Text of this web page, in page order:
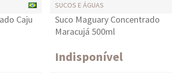
Caju
SUCOS E ÁGUAS
Suco Maguary Concentrado
Maracujá 500ml
Indisponível